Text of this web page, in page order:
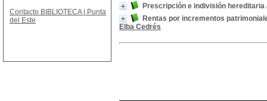
Prescripción e indivisión hereditaria
Rentas por incrementos
Elba Cedrés
Contacto BIBLIOTECA | Punta
del Este